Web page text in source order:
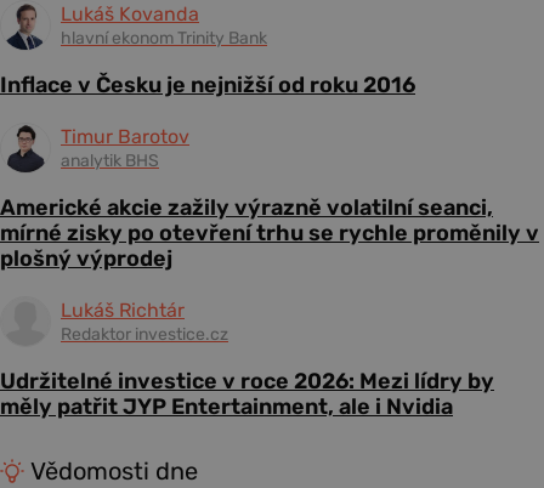
Lukáš Kovanda
hlavní ekonom Trinity Bank
Inflace v Česku je nejnižší od roku 2016
Timur Barotov
analytik BHS
Americké akcie zažily výrazně volatilní seanci,
mírné zisky po otevření trhu se rychle proměnily v
plošný výprodej
Lukáš Richtár
Redaktor investice.cz
Udržitelné investice v roce 2026: Mezi lídry by
měly patřit JYP Entertainment, ale i Nvidia
Vědomosti dne